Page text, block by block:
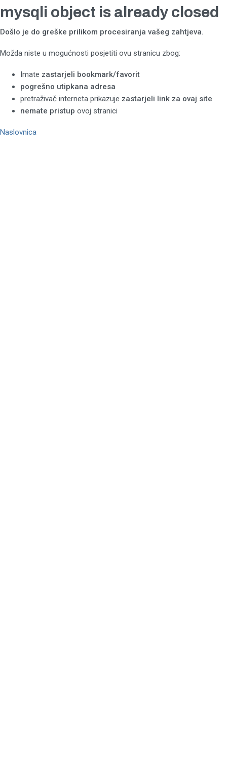
mysqli object is already closed
Došlo je do greške prilikom procesiranja vašeg zahtjeva.
Možda niste u mogućnosti posjetiti ovu stranicu zbog:
Imate zastarjeli bookmark/favorit
pogrešno utipkana adresa
pretraživač interneta prikazuje zastarjeli link za ovaj site
nemate pristup ovoj stranici
Naslovnica